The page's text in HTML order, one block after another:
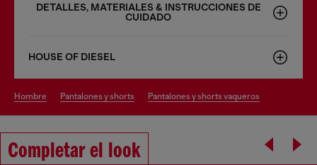
DETALLES, MATERIALES & INSTRUCCIONES DE
CUIDADO
HOUSE OF DIESEL
hombre pantalones y shorts pantalones y shorts vaqueros
Completar el look